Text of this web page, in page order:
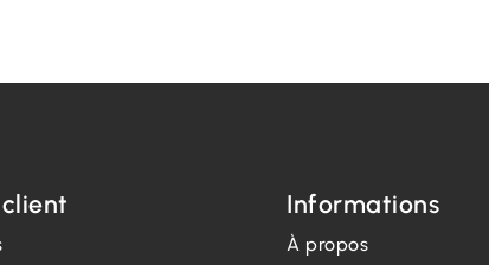
Informations
À propos